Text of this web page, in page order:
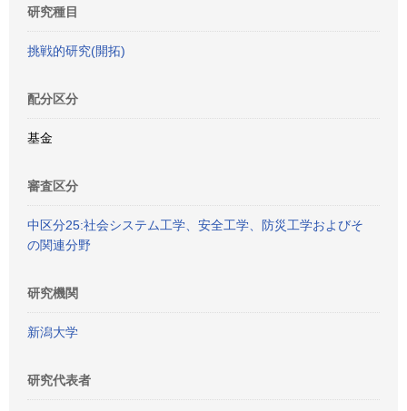
研究種目
挑戦的研究(開拓)
配分区分
基金
審査区分
中区分25:社会システム工学、安全工学、防災工学およびそ
の関連分野
研究機関
新潟大学
研究代表者